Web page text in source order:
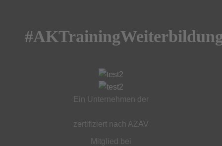
Ein Unternehmen der
zertifiziert nach AZAV
Mitglied bei